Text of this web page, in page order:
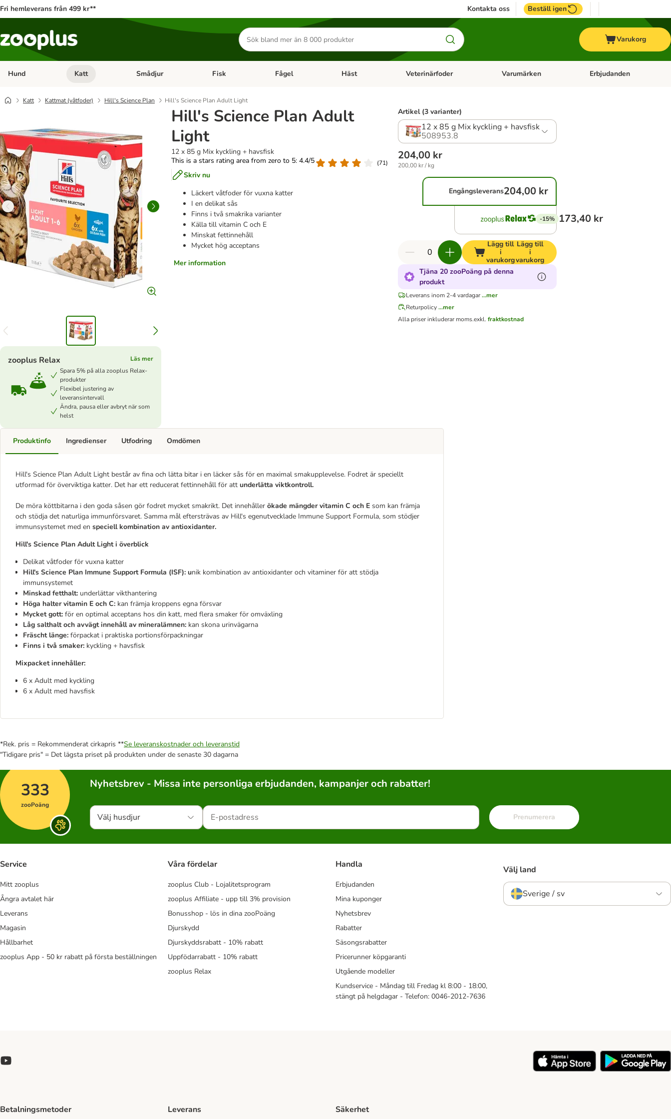
Fri hemleverans från 499 kr** Kontakta oss Beställ igen
Sök
efter
produkter
Varukorg
Hund Open category menu: Hund
Katt Open category menu: Katt
Smådjur Open category menu: Smådjur
Fisk Open category menu: Fisk
Fågel Open category menu: Fågel
Häst Open category menu: Häst
Veterinärfoder Open category menu: Veterinärfoder
Varumärken Open category menu:
Erbjudanden
Katt Kattmat (våtfoder) Hill's Science Plan Hill's Science Plan Adult Light
Hill's Science Plan Adult
Light
12 x 85 g Mix kyckling + havsfisk
This is a stars rating area from zero to 5: 4.4/5
(71)
Skriv nu
Läckert våtfoder för vuxna katter
I en delikat sås
Finns i två smakrika varianter
Källa till vitamin C och E
Minskat fettinnehåll
Mycket hög acceptans
Mer information
zooplus Relax
Läs mer
Spara 5% på alla zooplus Relax-
produkter
Flexibel justering av
leveransintervall
Ändra, pausa eller avbryt när som
helst
Artikel (3 varianter)
12 x 85 g Mix kyckling + havsfisk
508953.8
204,00 kr
200,00 kr / kg
Engångsleverans204,00 kr
-15% 173,40 kr
Lägg till
i
varukorg
Lägg till
i
varukorg
Tjäna 20 zooPoäng på denna
produkt
Leverans inom 2-4 vardagar...mer
Returpolicy...mer
Alla priser inkluderar moms.exkl.fraktkostnad
Produktinfo
Hill's Science Plan Adult Light består av fina och lätta bitar i en läcker sås för en maximal smakupplevelse. Fodret är speciellt
utformad för överviktiga katter. Det har ett reducerat fettinnehåll för att underlätta viktkontroll.
De möra köttbitarna i den goda såsen gör fodret mycket smakrikt. Det innehåller ökade mängder vitamin C och E som kan främja
och stödja det naturliga immunförsvaret. Samma mål eftersträvas av Hill's egenutvecklade Immune Support Formula, som stödjer
immunsystemet med en speciell kombination av antioxidanter.
Hill's Science Plan Adult Light i överblick
Delikat våtfoder för vuxna katter
Hill's Science Plan Immune Support Formula (ISF): unik kombination av antioxidanter och vitaminer för att stödja
immunsystemet
Minskad fetthalt: underlättar vikthantering
Höga halter vitamin E och C: kan främja kroppens egna försvar
Mycket gott: för en optimal acceptans hos din katt, med flera smaker för omväxling
Låg salthalt och avvägt innehåll av mineralämnen: kan skona urinvägarna
Fräscht länge: förpackat i praktiska portionsförpackningar
Finns i två smaker: kyckling + havsfisk
Mixpacketinnehåller:
6 x Adult med kyckling
6 x Adult med havsfisk
Ingredienser Utfodring Omdömen
*Rek. pris = Rekommenderat cirkapris **Se leveranskostnader och leveranstid
"Tidigare pris" = Det lägsta priset på produkten under de senaste 30 dagarna
333
zooPoäng
Nyhetsbrev - Missa inte personliga erbjudanden, kampanjer och rabatter!
Välj husdjur Prenumerera
Service
Mitt zooplus
Ångra avtalet här
Leverans
Magasin
Hållbarhet
zooplus App - 50 kr rabatt på första beställningen
Våra fördelar
zooplus Club - Lojalitetsprogram
zooplus Affiliate - upp till 3% provision
Bonusshop - lös in dina zooPoäng
Djurskydd
Djurskyddsrabatt - 10% rabatt
Uppfödarrabatt - 10% rabatt
zooplus Relax
Handla
Erbjudanden
Mina kuponger
Nyhetsbrev
Rabatter
Säsongsrabatter
Pricerunner köpgaranti
Utgående modeller
Kundservice - Måndag till Fredag kl 8:00 - 18:00,
stängt på helgdagar - Telefon: 0046-2012-7636
Välj land
Sverige / sv
Betalningsmetoder Leverans Säkerhet